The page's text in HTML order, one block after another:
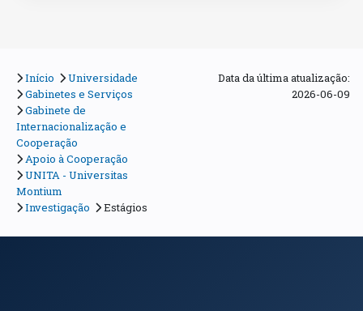
Início
Universidade
Gabinetes e Serviços
Gabinete de
Internacionalização e
Cooperação
Apoio à Cooperação
UNITA - Universitas
Montium
Investigação
Estágios
Data da última atualização:
2026-06-09